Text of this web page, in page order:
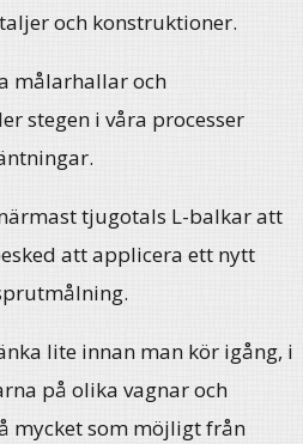
och konstruktioner.
målarhallar och
stegen i våra processer
tjugotals L-balkar att
att applicera ett nytt
lite innan man kör igång, i
på olika vagnar och
mycket som möjligt från